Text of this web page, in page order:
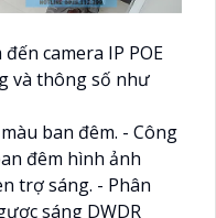
camera IP POE
và thông số như
ban đêm. - Công
đêm hình ảnh
trợ sáng. - Phân
sáng DWDR